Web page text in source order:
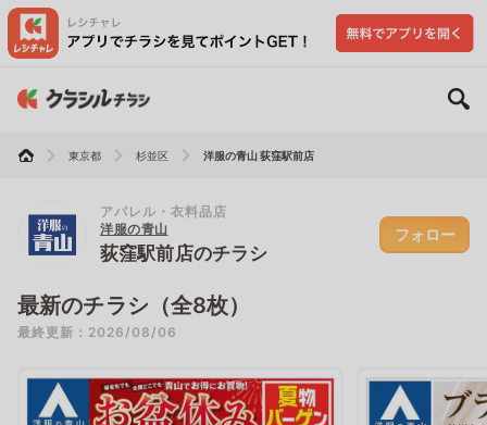
東京都 杉並区 洋服の青山 荻窪駅前店
アパレル・衣料品店
洋服の青山
荻窪駅前店のチラシ
フォロー
最新のチラシ（全8枚）
最終更新：2026/08/06